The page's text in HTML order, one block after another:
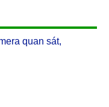
quan sát,